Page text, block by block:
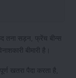
तना सड़न, फ्रेंच बीन्स
बीमारी है।
खतरा पैदा करता है,